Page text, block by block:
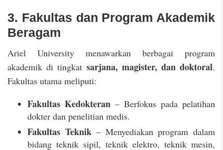
3. Fakultas dan Program Akademik
Beragam
Ariel University menawarkan berbagai program
akademik di tingkat sarjana, magister, dan doktoral.
Fakultas utama meliputi:
Fakultas Kedokteran – Berfokus pada pelatihan
dokter dan penelitian medis.
Fakultas Teknik– Menyediakan program dalam
bidang teknik sipil, teknik elektro, teknik mesin,